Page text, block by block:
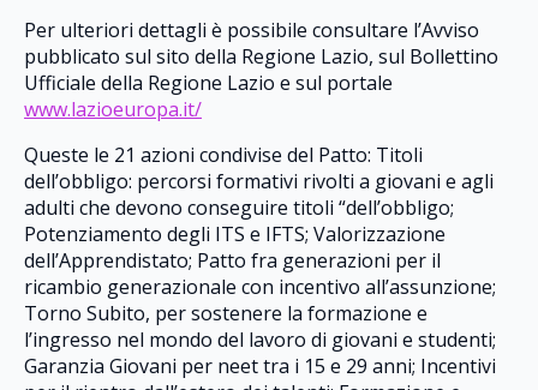
Per ulteriori dettagli è possibile consultare l’Avviso
pubblicato sul sito della Regione Lazio, sul Bollettino
Ufficiale della Regione Lazio e sul portale
www.lazioeuropa.it/
Queste le 21 azioni condivise del Patto: Titoli
dell’obbligo: percorsi formativi rivolti a giovani e agli
adulti che devono conseguire titoli “dell’obbligo;
Potenziamento degli ITS e IFTS; Valorizzazione
dell’Apprendistato; Patto fra generazioni per il
ricambio generazionale con incentivo all’assunzione;
Torno Subito, per sostenere la formazione e
l’ingresso nel mondo del lavoro di giovani e studenti;
Garanzia Giovani per neet tra i 15 e 29 anni; Incentivi